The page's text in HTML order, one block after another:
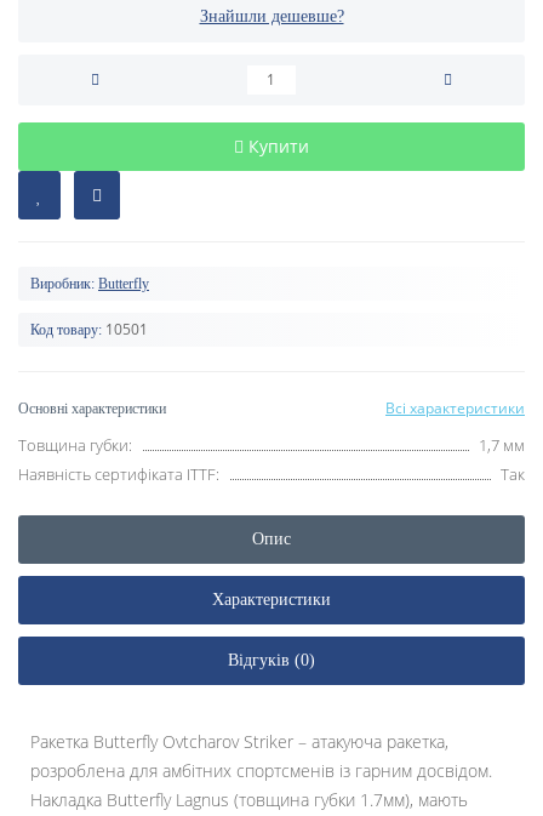
Знайшли дешевше?
Купити
Виробник: Butterfly
Код товару: 10501
Основні характеристики Всі характеристики
Товщина губки:
1,7 мм
Наявність сертифіката ITTF:
Так
Опис
Характеристики
Відгуків (0)
Ракетка Butterfly Ovtcharov Striker – атакуюча ракетка,
розроблена для амбітних спортсменів із гарним досвідом.
Накладка Butterfly Lagnus (товщина губки 1.7мм), мають